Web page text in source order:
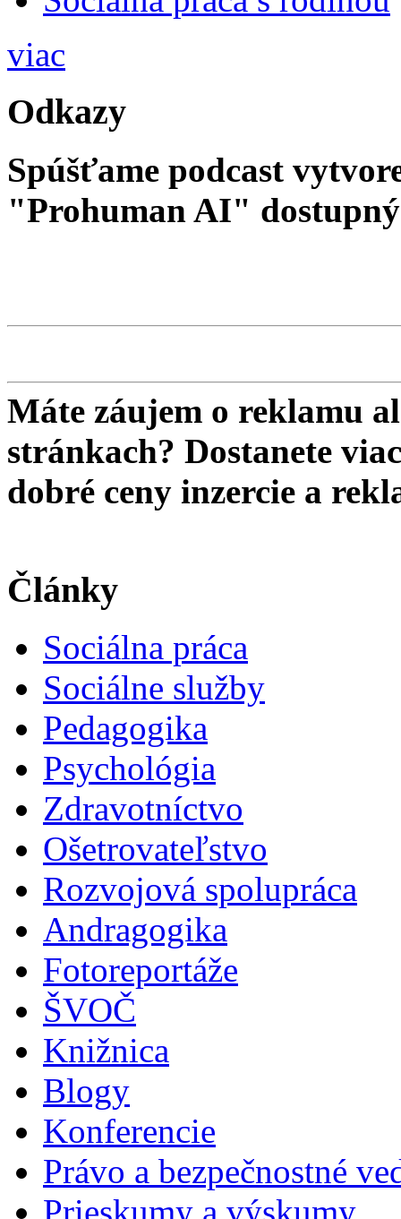
viac
Odkazy
Spúšťame podcast
"Prohuman AI"
Máte záujem o reklamu
stránkach? Dostanete
dobré ceny inzercie a
Články
Sociálna práca
Sociálne služby
Pedagogika
Psychológia
Zdravotníctvo
Ošetrovateľstvo
Rozvojová spolupráca
Andragogika
Fotoreportáže
ŠVOČ
Knižnica
Blogy
Konferencie
Právo a bezpečnostné